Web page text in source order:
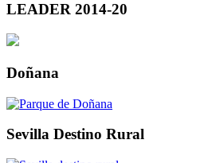
LEADER 2014-20
Doñana
Sevilla Destino Rural